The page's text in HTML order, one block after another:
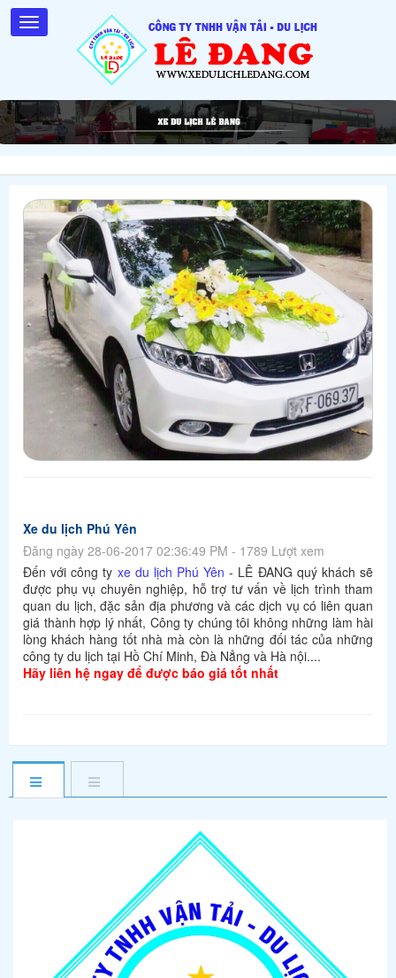
Xe du lịch Phú Yên
Đăng ngày 28-06-2017 02:36:49 PM - 1789 Lượt xem
Đến với công ty xe du lịch Phú Yên - LÊ ĐANG quý khách sẽ
được phụ vụ chuyên nghiệp, hỗ trợ tư vấn về lịch trình tham
quan du lịch, đặc sản địa phương và các dịch vụ có liên quan
giá thành hợp lý nhất, Công ty chúng tôi không những làm hài
lòng khách hàng tốt nhà mà còn là những đối tác của những
công ty du lịch tại Hồ Chí Minh, Đà Nẳng và Hà nội....
Hãy liên hệ ngay để được báo giá tốt nhất